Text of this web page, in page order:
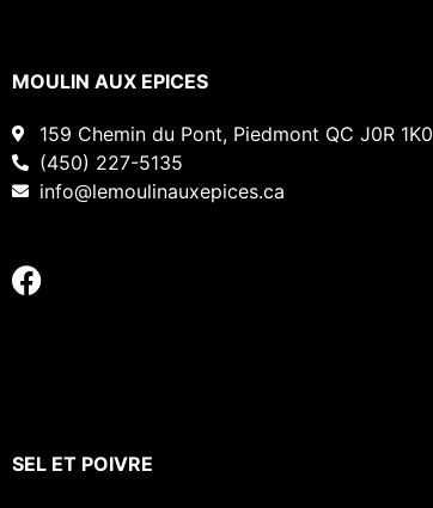
MOULIN AUX EPICES
159 Chemin du Pont, Piedmont QC J0R 1K0
(450) 227-5135
info@lemoulinauxepices.ca
SEL ET POIVRE